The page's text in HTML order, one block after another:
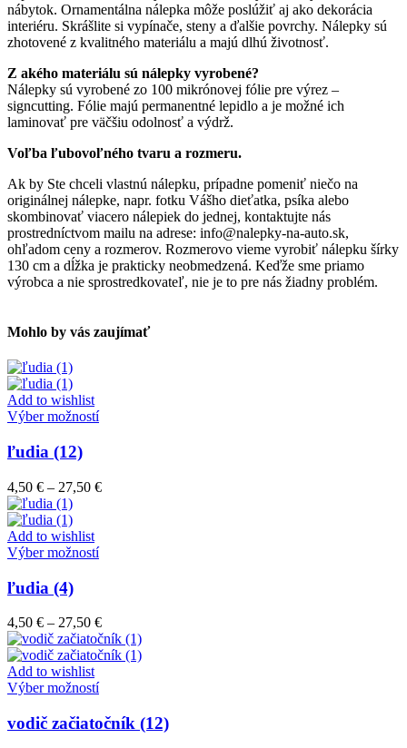
nábytok. Ornamentálna nálepka môže poslúžiť aj ako dekorácia
interiéru. Skrášlite si vypínače, steny a ďalšie povrchy. Nálepky sú
zhotovené z kvalitného materiálu a majú dlhú životnosť.
Z akého materiálu sú nálepky vyrobené?
Nálepky sú vyrobené zo 100 mikrónovej fólie pre výrez –
signcutting. Fólie majú permanentné lepidlo a je možné ich
laminovať pre väčšiu odolnosť a výdrž.
Voľba ľubovoľného tvaru a rozmeru.
Ak by Ste chceli vlastnú nálepku, prípadne pomeniť niečo na
originálnej nálepke, napr. fotku Vášho dieťatka, psíka alebo
skombinovať viacero nálepiek do jednej, kontaktujte nás
prostredníctvom mailu na adrese: info@nalepky-na-auto.sk,
ohľadom ceny a rozmerov. Rozmerovo vieme vyrobiť nálepku šírky
130 cm a dĺžka je prakticky neobmedzená. Keďže sme priamo
výrobca a nie sprostredkovateľ, nie je to pre nás žiadny problém.
Mohlo by vás zaujímať
Add to wishlist
Výber možnostíTento
variantov.
Možnosti
vybrať
na
ľudia (12)
4,50 € – 27,50 €Price
Add to wishlist
Výber možnostíTento
variantov.
Možnosti
si
môžete
vybrať
na
stránke
produktu.
ľudia (4)
4,50 € – 27,50 €Price
range:
4,50 €
Add to wishlist
Výber možnostíTento
má
viacero
vodič začiatočník (12)